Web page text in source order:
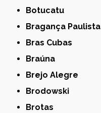
Botucatu
Bragança Paulista
Bras Cubas
Braúna
Brejo Alegre
Brodowski
Brotas